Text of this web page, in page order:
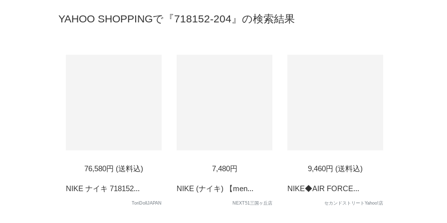
YAHOO SHOPPINGで『718152-204』の検索結果
76,580円 (送料込)
NIKE ナイキ 718152...
ToriDollJAPAN
SOLD
OUT
7,480円
NIKE (ナイキ) 【men...
NEXT51三国ヶ丘店
SOLD
OUT
9,460円 (送料込)
NIKE◆AIR FORCE...
セカンドストリートYahoo!店